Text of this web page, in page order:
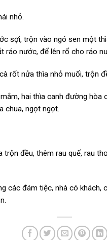
nhỏ.
sợi, trộn vào ngó sen một
ráo nước, để lên rổ cho ráo
rốt nửa thìa nhỏ muối, trộn
hai thìa canh đường
chua, ngọt ngọt.
đều, thêm rau quế, rau
các đám tiệc, nhà có khách,